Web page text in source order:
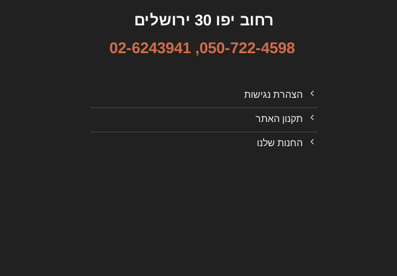
רחוב יפו 30 ירושלים
050-722-4598
,
02-6243941
הצהרת נגישות
תקנון האתר
החנות שלנו